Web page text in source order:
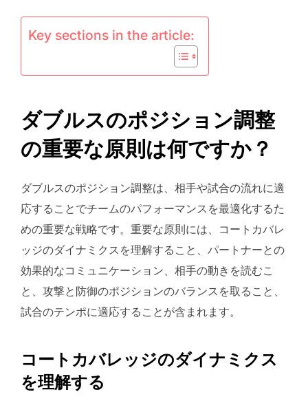
Key sections in the article:
ダブルスのポジション調整
の重要な原則は何ですか？
ダブルスのポジション調整は、相手や試合の流れに適
応することでチームのパフォーマンスを最適化するた
めの重要な戦略です。重要な原則には、コートカバレ
ッジのダイナミクスを理解すること、パートナーとの
効果的なコミュニケーション、相手の動きを読むこ
と、攻撃と防御のポジションのバランスを取ること、
試合のテンポに適応することが含まれます。
コートカバレッジのダイナミクス
を理解する